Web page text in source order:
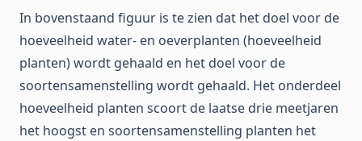
In bovenstaand figuur is te zien dat het doel voor de
hoeveelheid water- en oeverplanten (hoeveelheid
planten) wordt gehaald en het doel voor de
soortensamenstelling wordt gehaald. Het onderdeel
hoeveelheid planten scoort de laatse drie meetjaren
het hoogst en soortensamenstelling planten het